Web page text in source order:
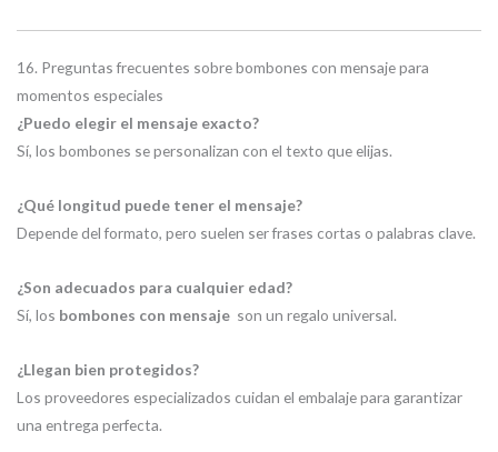
16. Preguntas frecuentes sobre bombones con mensaje para
momentos especiales
¿Puedo elegir el mensaje exacto?
Sí, los bombones se personalizan con el texto que elijas.
¿Qué longitud puede tener el mensaje?
Depende del formato, pero suelen ser frases cortas o palabras clave.
¿Son adecuados para cualquier edad?
Sí, los bombones con mensaje son un regalo universal.
¿Llegan bien protegidos?
Los proveedores especializados cuidan el embalaje para garantizar
una entrega perfecta.